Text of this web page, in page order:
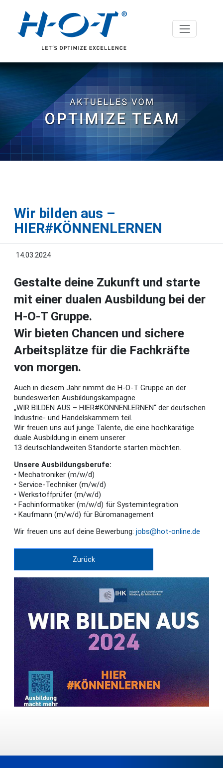
Wir bilden aus –
HIER#KÖNNENLERNEN
14.03.2024
Gestalte deine Zukunft und starte
mit einer dualen Ausbildung bei der
H-O-T Gruppe.
Wir bieten Chancen und sichere
Arbeitsplätze für die Fachkräfte
von morgen.
Auch in diesem Jahr nimmt die H-O-T Gruppe an der
bundesweiten Ausbildungskampagne
„WIR BILDEN AUS – HIER#KÖNNENLERNEN“ der deutschen
Industrie- und Handelskammern teil.
Wir freuen uns auf junge Talente, die eine hochkarätige
duale Ausbildung in einem unserer
13 deutschlandweiten Standorte starten möchten.
Unsere Ausbildungsberufe:
• Mechatroniker (m/w/d)
• Service-Techniker (m/w/d)
• Werkstoffprüfer (m/w/d)
• Fachinformatiker (m/w/d) für Systemintegration
• Kaufmann (m/w/d) für Büromanagement
Wir freuen uns auf deine Bewerbung: jobs@hot-online.de
Zurück